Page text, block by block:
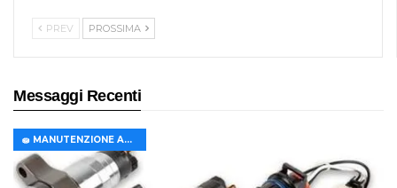
PREV PROSSIMA
Messaggi Recenti
🧽 MANUTENZIONE AUTO